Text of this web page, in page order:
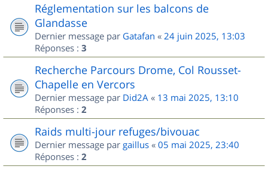
Réglementation sur les balcons de
Glandasse
Dernier message par Gatafan « 24 juin 2025, 13:03
Réponses : 3
Recherche Parcours Drome, Col Rousset-
Chapelle en Vercors
Dernier message par Did2A « 13 mai 2025, 13:10
Réponses : 2
Raids multi-jour refuges/bivouac
Dernier message par gaillus « 05 mai 2025, 23:40
Réponses : 2